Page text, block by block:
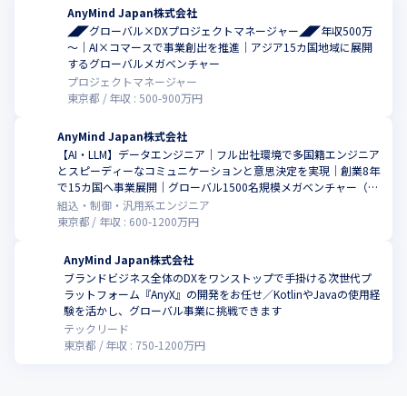
AnyMind Japan株式会社
◢◤グローバル×DXプロジェクトマネージャー◢◤年収500万
～｜AI×コマースで事業創出を推進｜アジア15カ国地域に展開
するグローバルメガベンチャー
プロジェクトマネージャー
東京都
年収 : 500-900万円
AnyMind Japan株式会社
【AI・LLM】データエンジニア｜フル出社環境で多国籍エンジニア
とスピーディーなコミュニケーションと意思決定を実現｜創業8年
で15カ国へ事業展開｜グローバル1500名規模メガベンチャー（20
24年8月時点）
組込・制御・汎用系エンジニア
東京都
年収 : 600-1200万円
AnyMind Japan株式会社
ブランドビジネス全体のDXをワンストップで手掛ける次世代プ
ラットフォーム『AnyX』の開発をお任せ／KotlinやJavaの使用経
験を活かし、グローバル事業に挑戦できます
テックリード
東京都
年収 : 750-1200万円